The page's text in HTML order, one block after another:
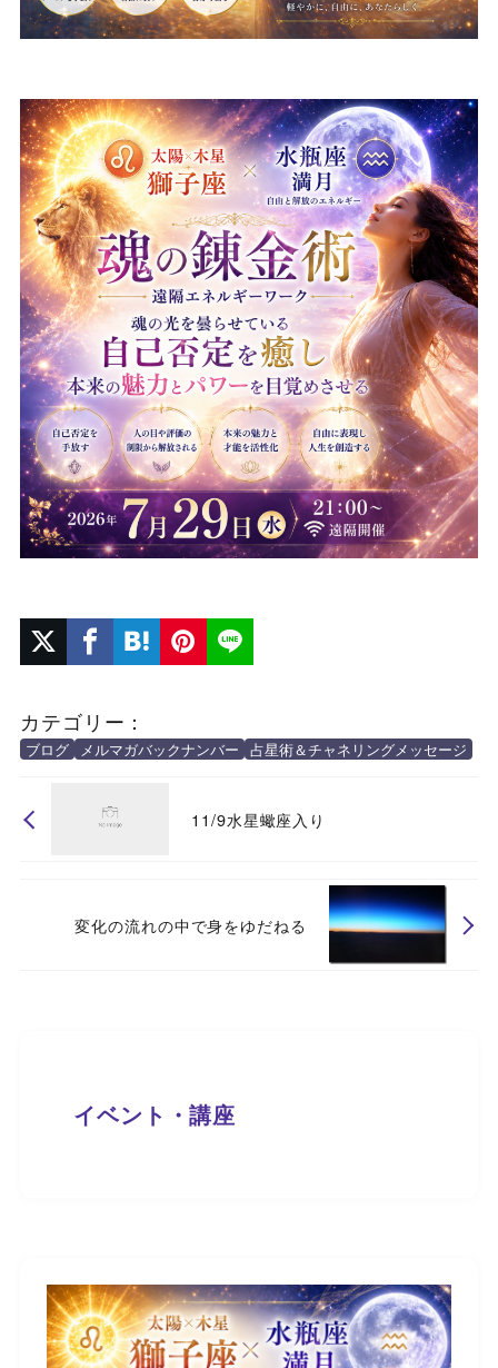
カテゴリー：
ブログ メルマガバックナンバー 占星術＆チャネリングメッセージ
11/9水星蠍座入り
変化の流れの中で身をゆだねる
イベント・講座